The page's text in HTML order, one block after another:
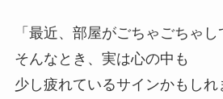
「最近、部屋がごちゃごちゃし
そんなとき、実は心の中も
少し疲れているサインかもしれ